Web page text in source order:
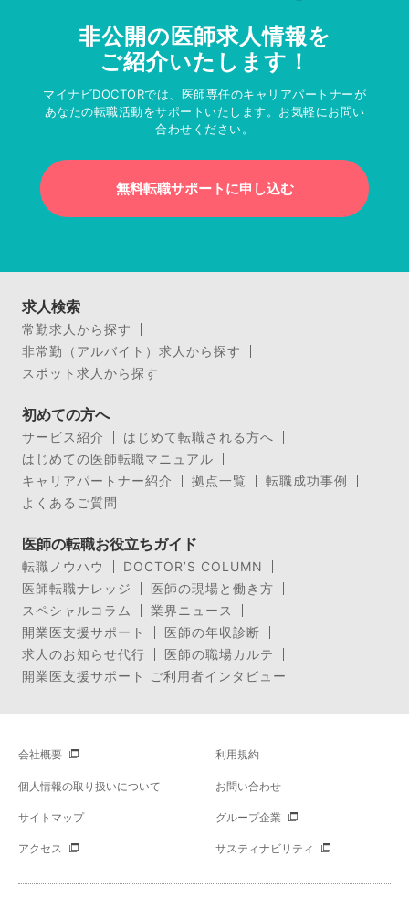
非公開の医師求人情報を
ご紹介いたします！
マイナビDOCTORでは、医師専任のキャリアパートナーが
あなたの転職活動をサポートいたします。お気軽にお問い
合わせください。
無料転職サポートに申し込む
求人検索
常勤求人から探す
非常勤（アルバイト）求人から探す
スポット求人から探す
初めての方へ
サービス紹介
はじめて転職される方へ
はじめての医師転職マニュアル
キャリアパートナー紹介
拠点一覧
転職成功事例
よくあるご質問
医師の転職お役立ちガイド
転職ノウハウ
DOCTOR’S COLUMN
医師転職ナレッジ
医師の現場と働き方
スペシャルコラム
業界ニュース
開業医支援サポート
医師の年収診断
求人のお知らせ代行
医師の職場カルテ
開業医支援サポート ご利用者インタビュー
会社概要 利用規約
個人情報の取り扱いについて お問い合わせ
サイトマップ グループ企業
アクセス サスティナビリティ